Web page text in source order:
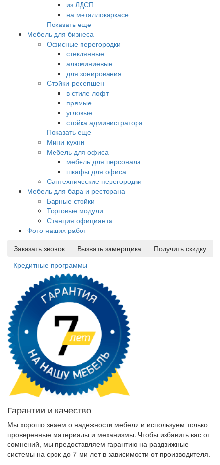
из ЛДСП
на металлокаркасе
Показать еще
Мебель для бизнеса
Офисные перегородки
стеклянные
алюминиевые
для зонирования
Стойки-ресепшен
в стиле лофт
прямые
угловые
стойка администратора
Показать еще
Мини-кухни
Мебель для офиса
мебель для персонала
шкафы для офиса
Сантехнические перегородки
Мебель для бара и ресторана
Барные стойки
Торговые модули
Станция официанта
Фото наших работ
Заказать звонок
Вызвать замерщика
Получить скидку
Кредитные программы
Гарантии и качество
Мы хорошо знаем о надежности мебели и используем только
проверенные материалы и механизмы. Чтобы избавить вас от
сомнений, мы предоставляем гарантию на раздвижные
системы на срок до 7-ми лет в зависимости от производителя.